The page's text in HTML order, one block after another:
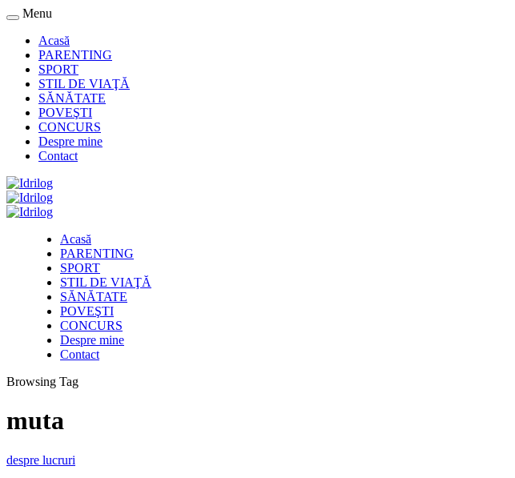
Menu
Acasă
PARENTING
SPORT
STIL DE VIAŢĂ
SĂNĂTATE
POVEŞTI
CONCURS
Despre mine
Contact
Acasă
PARENTING
SPORT
STIL DE VIAŢĂ
SĂNĂTATE
POVEŞTI
CONCURS
Despre mine
Contact
Browsing Tag
muta
despre lucruri